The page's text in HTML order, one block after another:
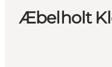
Æbelholt